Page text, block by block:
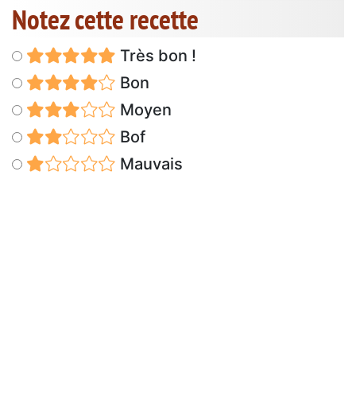
Notez cette recette
Très bon !
Bon
Moyen
Bof
Mauvais